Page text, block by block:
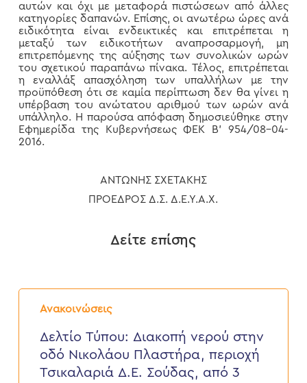
αυτών και όχι με μεταφορά πιστώσεων από άλλες
κατηγορίες δαπανών. Επίσης, οι ανωτέρω ώρες ανά
ειδικότητα είναι ενδεικτικές και επιτρέπεται η
μεταξύ των ειδικοτήτων αναπροσαρμογή, μη
επιτρεπόμενης της αύξησης των συνολικών ωρών
του σχετικού παραπάνω πίνακα. Τέλος, επιτρέπεται
η εναλλάξ απασχόληση των υπαλλήλων με την
προϋπόθεση ότι σε καμία περίπτωση δεν θα γίνει η
υπέρβαση του ανώτατου αριθμού των ωρών ανά
υπάλληλο. Η παρούσα απόφαση δημοσιεύθηκε στην
Εφημερίδα της Κυβερνήσεως ΦΕΚ Β’ 954/08-04-
2016.
ΑΝΤΩΝΗΣ ΣΧΕΤΑΚΗΣ
ΠΡΟΕΔΡΟΣ Δ.Σ. Δ.Ε.Υ.Α.Χ.
Δείτε επίσης
Ανακοινώσεις
Δελτίο
Τύπου:
νερού
στην
Νικολάου
Πλαστήρα,
Δελτίο Τύπου: Διακοπή νερού στην
οδό Νικολάου Πλαστήρα, περιοχή
Τσικαλαριά Δ.Ε. Σούδας, από 3